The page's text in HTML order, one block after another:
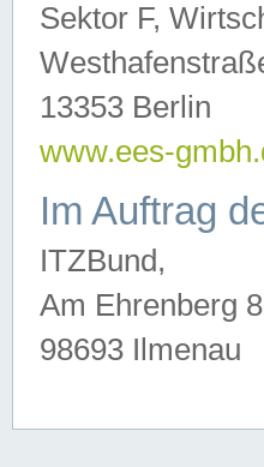
Sektor F,
13353 Berlin
www.ees-
Im Auftrag
ITZBund,
Am Ehrenberg 8
98693 Ilmenau